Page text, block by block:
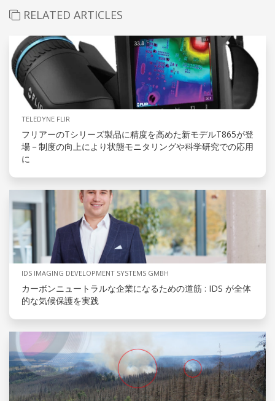
RELATED ARTICLES
TELEDYNE FLIR
フリアーのTシリーズ製品に精度を高めた新モデルT865が登
場－制度の向上により状態モニタリングや科学研究での応用
に
IDS IMAGING DEVELOPMENT SYSTEMS GMBH
カーボンニュートラルな企業になるための道筋 : IDS が全体
的な気候保護を実践